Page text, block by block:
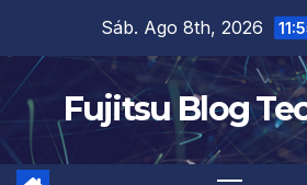
contenido
Sáb. Ago 8th, 2026
Fujitsu Blog